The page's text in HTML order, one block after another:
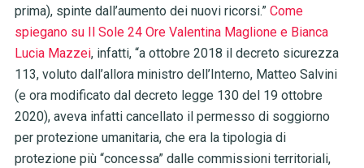
prima), spinte dall’aumento dei nuovi ricorsi.” Come
spiegano su Il Sole 24 Ore Valentina Maglione e Bianca
Lucia Mazzei, infatti, “a ottobre 2018 il decreto sicurezza
113, voluto dall’allora ministro dell’Interno, Matteo Salvini
(e ora modificato dal decreto legge 130 del 19 ottobre
2020), aveva infatti cancellato il permesso di soggiorno
per protezione umanitaria, che era la tipologia di
protezione più “concessa” dalle commissioni territoriali,